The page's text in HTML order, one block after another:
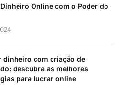
Online com o Poder do
dinheiro com criação de
descubra as melhores
para lucrar online